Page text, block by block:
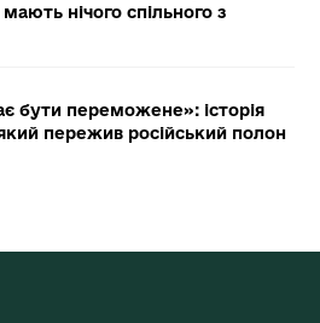
нічого спільного з
бути переможене»: історія
пережив російський полон